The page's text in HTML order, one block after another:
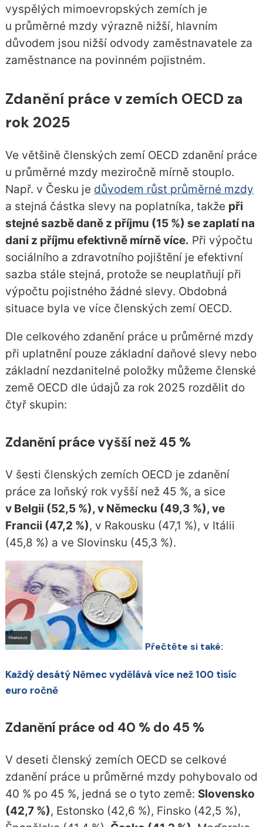
vyspělých mimoevropských zemích je
u průměrné mzdy výrazně nižší, hlavním
důvodem jsou nižší odvody zaměstnavatele za
zaměstnance na povinném pojistném.
Zdanění práce v zemích OECD za
rok 2025
Ve většině členských zemí OECD zdanění práce
u průměrné mzdy meziročně mírně stouplo.
Např. v Česku je důvodem růst průměrné mzdy
a stejná částka slevy na poplatníka, takže při
stejné sazbě daně z příjmu (15 %) se zaplatí na
dani z příjmu efektivně mírně více. Při výpočtu
sociálního a zdravotního pojištění je efektivní
sazba stále stejná, protože se neuplatňují při
výpočtu pojistného žádné slevy. Obdobná
situace byla ve více členských zemí OECD.
Dle celkového zdanění práce u průměrné mzdy
při uplatnění pouze základní daňové slevy nebo
základní nezdanitelné položky můžeme členské
země OECD dle údajů za rok 2025 rozdělit do
čtyř skupin:
Zdanění práce vyšší než 45 %
V šesti členských zemích OECD je zdanění
práce za loňský rok vyšší než 45 %, a sice
v Belgii (52,5 %), v Německu (49,3 %), ve
Francii (47,2 %), v Rakousku (47,1 %), v Itálii
(45,8 %) a ve Slovinsku (45,3 %).
Přečtěte si také:
Každý desátý Němec vydělává více než 100 tisíc
euro ročně
Zdanění práce od 40 % do 45 %
V deseti členský zemích OECD se celkové
zdanění práce u průměrné mzdy pohybovalo od
40 % po 45 %, jedná se o tyto země: Slovensko
(42,7 %), Estonsko (42,6 %), Finsko (42,5 %),